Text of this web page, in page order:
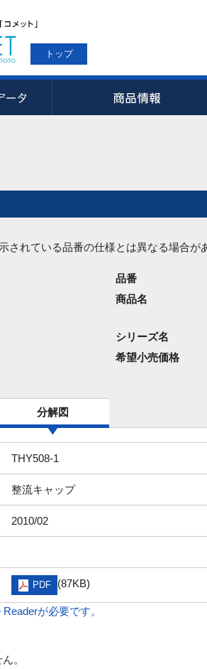
トップ
されている品番の仕様とは異なる場合が
品番
商品名
シリーズ名
希望小売価格
分解図
THY508-1
整流キャップ
2010/02
PDF (87KB)
が必要です。
。